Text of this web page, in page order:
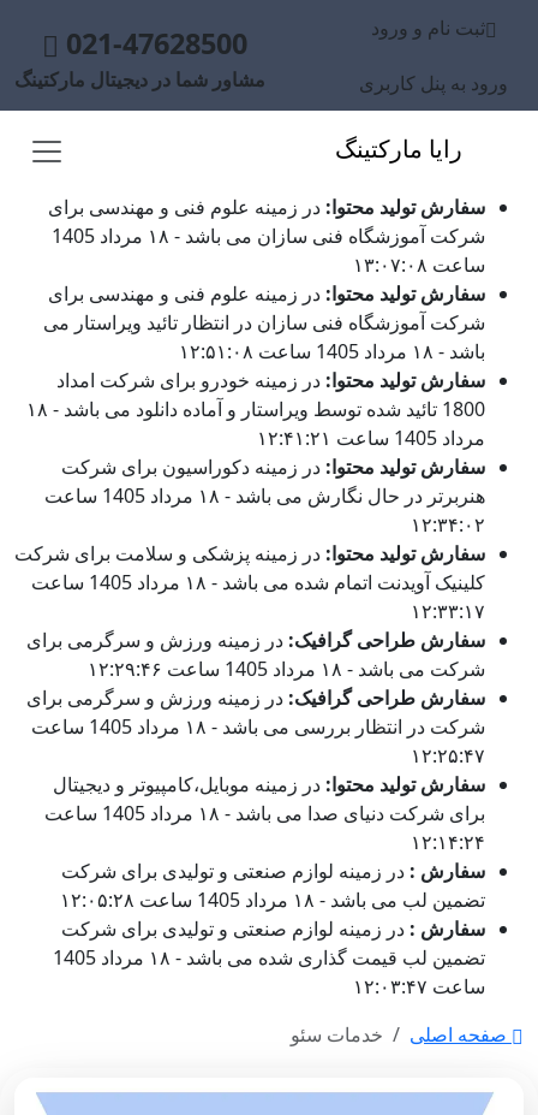
ثبت نام و ورود
ورود به پنل کاربری
021-47628500
مشاور شما در دیجیتال مارکتینگ
رایا مارکتینگ
سفارش تولید محتوا: در زمینه علوم فنی و مهندسی برای
شرکت آموزشگاه فنی سازان می باشد - ۱۸ مرداد 1405
ساعت ۱۳:۰۷:۰۸
سفارش تولید محتوا: در زمینه علوم فنی و مهندسی برای
شرکت آموزشگاه فنی سازان در انتظار تائید ویراستار می
باشد - ۱۸ مرداد 1405 ساعت ۱۲:۵۱:۰۸
سفارش تولید محتوا: در زمینه خودرو برای شرکت امداد
1800 تائید شده توسط ویراستار و آماده دانلود می باشد - ۱۸
مرداد 1405 ساعت ۱۲:۴۱:۲۱
سفارش تولید محتوا: در زمینه دکوراسیون برای شرکت
هنربرتر در حال نگارش می باشد - ۱۸ مرداد 1405 ساعت
۱۲:۳۴:۰۲
سفارش تولید محتوا: در زمینه پزشکی و سلامت برای شرکت
کلینیک آویدنت اتمام شده می باشد - ۱۸ مرداد 1405 ساعت
۱۲:۳۳:۱۷
سفارش طراحی گرافیک: در زمینه ورزش و سرگرمی برای
شرکت می باشد - ۱۸ مرداد 1405 ساعت ۱۲:۲۹:۴۶
سفارش طراحی گرافیک: در زمینه ورزش و سرگرمی برای
شرکت در انتظار بررسی می باشد - ۱۸ مرداد 1405 ساعت
۱۲:۲۵:۴۷
سفارش تولید محتوا: در زمینه موبایل،کامپیوتر و دیجیتال
برای شرکت دنیای صدا می باشد - ۱۸ مرداد 1405 ساعت
۱۲:۱۴:۲۴
سفارش : در زمینه لوازم صنعتی و تولیدی برای شرکت
تضمین لب می باشد - ۱۸ مرداد 1405 ساعت ۱۲:۰۵:۲۸
سفارش : در زمینه لوازم صنعتی و تولیدی برای شرکت
تضمین لب قیمت گذاری شده می باشد - ۱۸ مرداد 1405
ساعت ۱۲:۰۳:۴۷
صفحه اصلی
خدمات سئو